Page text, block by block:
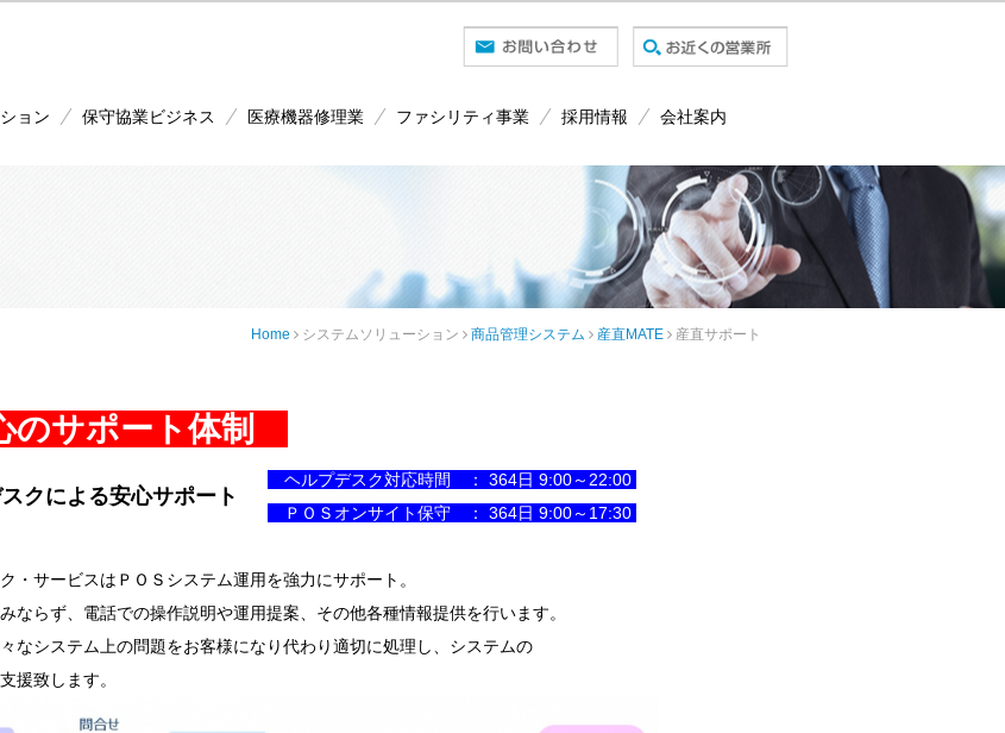
ョン 保守協業ビジネス 医療機器修理業 ファシリティ事業 採用情報 会社案内
Home システムソリューション 商品管理システム 産直MATE 産直サポート
のサポート体制
スクによる安心サポート
ヘルプデスク対応時間 ： 364日 9:00～22:00
ＰＯＳオンサイト保守 ： 364日 9:00～17:30
・サービスはＰＯＳシステム運用を強力にサポート。
ならず、電話での操作説明や運用提案、その他各種情報提供を行います。
なシステム上の問題をお客様になり代わり適切に処理し、システムの
援致します。